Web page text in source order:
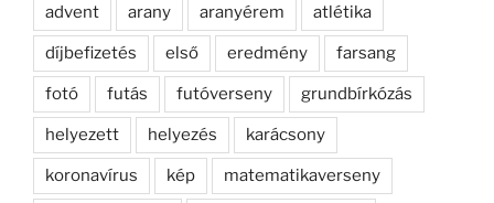
advent arany aranyérem atlétika
díjbefizetés első eredmény farsang
fotó futás futóverseny grundbírkózás
helyezett helyezés karácsony
koronavírus kép matematikaverseny